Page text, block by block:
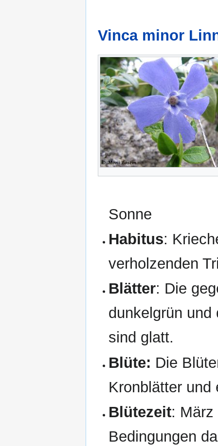
Vinca minor
Sonne
Habitus:
verholzenden
Blätter: Die
dunkelgrün und
sind glatt.
Blüte: Die
Kronblätter
Blütezeit: März
Bedingungen